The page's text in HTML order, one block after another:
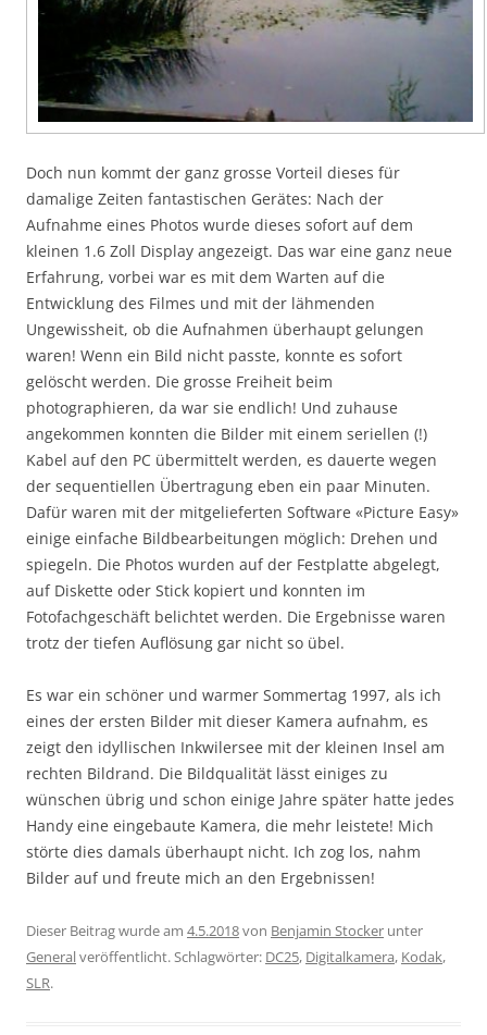
Doch nun kommt der ganz grosse Vorteil dieses für
damalige Zeiten fantastischen Gerätes: Nach der
Aufnahme eines Photos wurde dieses sofort auf dem
kleinen 1.6 Zoll Display angezeigt. Das war eine ganz neue
Erfahrung, vorbei war es mit dem Warten auf die
Entwicklung des Filmes und mit der lähmenden
Ungewissheit, ob die Aufnahmen überhaupt gelungen
waren! Wenn ein Bild nicht passte, konnte es sofort
gelöscht werden. Die grosse Freiheit beim
photographieren, da war sie endlich! Und zuhause
angekommen konnten die Bilder mit einem seriellen (!)
Kabel auf den PC übermittelt werden, es dauerte wegen
der sequentiellen Übertragung eben ein paar Minuten.
Dafür waren mit der mitgelieferten Software «Picture Easy»
einige einfache Bildbearbeitungen möglich: Drehen und
spiegeln. Die Photos wurden auf der Festplatte abgelegt,
auf Diskette oder Stick kopiert und konnten im
Fotofachgeschäft belichtet werden. Die Ergebnisse waren
trotz der tiefen Auflösung gar nicht so übel.
Es war ein schöner und warmer Sommertag 1997, als ich
eines der ersten Bilder mit dieser Kamera aufnahm, es
zeigt den idyllischen Inkwilersee mit der kleinen Insel am
rechten Bildrand. Die Bildqualität lässt einiges zu
wünschen übrig und schon einige Jahre später hatte jedes
Handy eine eingebaute Kamera, die mehr leistete! Mich
störte dies damals überhaupt nicht. Ich zog los, nahm
Bilder auf und freute mich an den Ergebnissen!
Dieser Beitrag wurde am 4.5.2018von Benjamin Stocker unter
Generalveröffentlicht. Schlagwörter: DC25, Digitalkamera, Kodak,
SLR.